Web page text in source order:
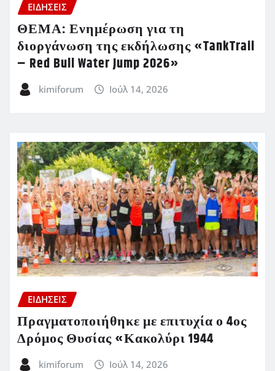
ΕΙΔΗΣΕΙΣ
ΘΕΜΑ: Ενημέρωση για τη
διοργάνωση της εκδήλωσης «TankTrail
– Red Bull Water Jump 2026»
kimiforum Ιούλ 14, 2026
ΕΙΔΗΣΕΙΣ
Πραγματοποιήθηκε με επιτυχία ο 4ος
Δρόμος Θυσίας «Κακολύρι 1944
kimiforum Ιούλ 14, 2026